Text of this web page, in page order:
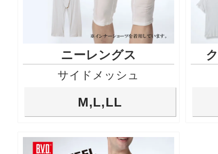
ニーレングス
サイドメッシュ
M,L,LL